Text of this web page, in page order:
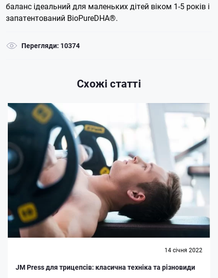
баланс ідеальний для маленьких дітей віком 1-5 років і
запатентований BioPureDHA®.
Перегляди: 10374
Схожі статті
14 cічня 2022
JM Press для трицепсів: класична техніка та різновиди